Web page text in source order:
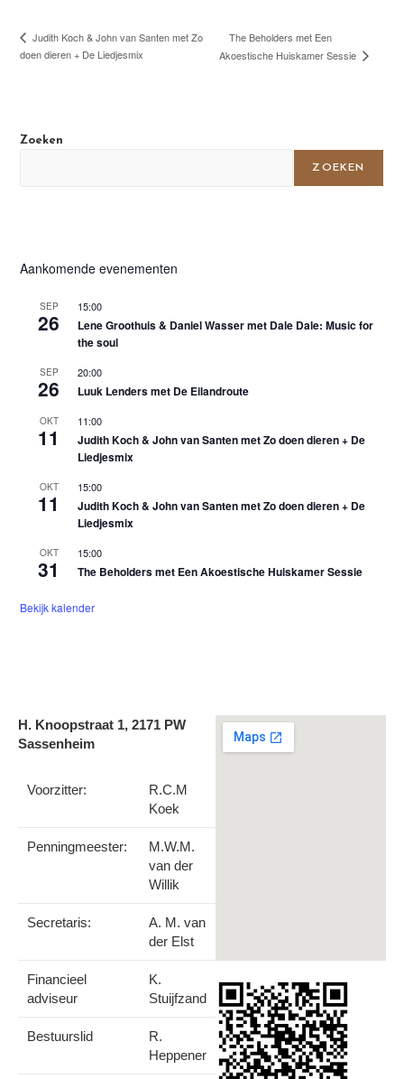
Judith Koch & John van Santen met Zo
doen dieren + De Liedjesmix
The Beholders met Een
Akoestische Huiskamer Sessie
Zoeken
ZOEKEN
Aankomende evenementen
SEP
26
15:00
Lene Groothuis & Daniel Wasser met Dale Dale: Music for
the soul
SEP
26
20:00
Luuk Lenders met De Eilandroute
OKT
11
11:00
Judith Koch & John van Santen met Zo doen dieren + De
Liedjesmix
OKT
11
15:00
Judith Koch & John van Santen met Zo doen dieren + De
Liedjesmix
OKT
31
15:00
The Beholders met Een Akoestische Huiskamer Sessie
Bekijk kalender
H. Knoopstraat 1, 2171 PW
Sassenheim
Voorzitter:
R.C.M
Koek
Penningmeester:
M.W.M.
van der
Willik
Secretaris:
A. M. van
der Elst
Financieel
adviseur
K.
Stuijfzand
Bestuurslid
R.
Heppener